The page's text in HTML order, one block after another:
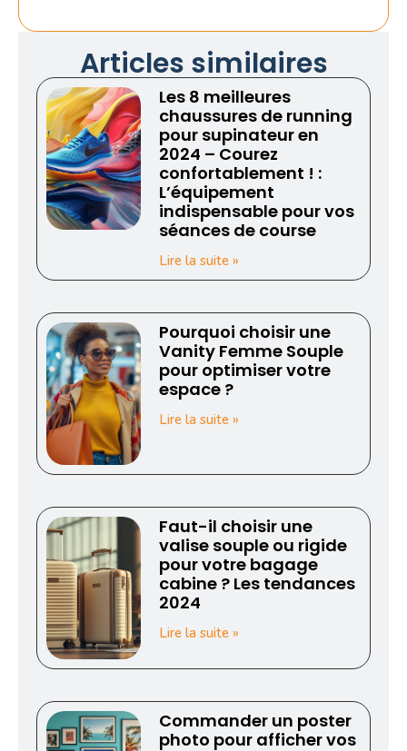
Articles similaires
Les 8 meilleures
chaussures de running
pour supinateur en
2024 – Courez
confortablement ! :
L’équipement
indispensable pour vos
séances de course
Lire la suite »
Pourquoi choisir une
Vanity Femme Souple
pour optimiser votre
espace ?
Lire la suite »
Faut-il choisir une
valise souple ou rigide
pour votre bagage
cabine ? Les tendances
2024
Lire la suite »
Commander un poster
photo pour afficher vos